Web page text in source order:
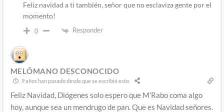
Feliz navidad a ti también, señor que no esclaviza gente por el
momento!
0 Responder
MELÓMANO DESCONOCIDO
9 años han pasado desde que se escribió esto
Feliz Navidad, Diógenes solo espero que M’Rabo coma algo
hoy, aunque sea un mendrugo de pan. Que es Navidad señores.